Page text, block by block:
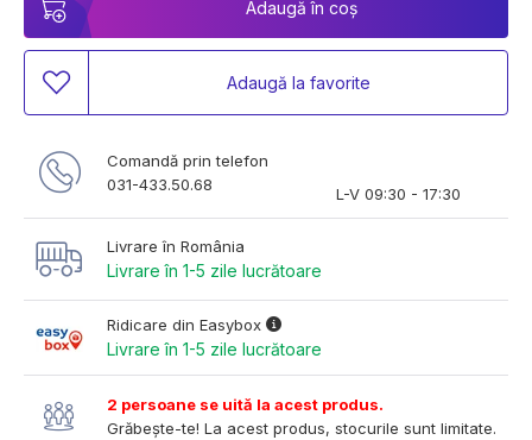
Adaugă în coș
Adaugă la favorite
Comandă prin telefon
031-433.50.68
L-V 09:30 - 17:30
Livrare în România
Livrare în 1-5 zile lucrătoare
Ridicare din Easybox
Livrare în 1-5 zile lucrătoare
2 persoane se uită la acest produs.
Grăbește-te! La acest produs, stocurile sunt limitate.